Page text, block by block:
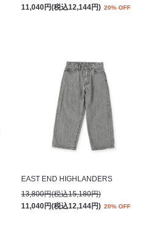
11,040円(税込12,144円) 20% OFF
EAST END HIGHLANDERS
13,800円(税込15,180円)
11,040円(税込12,144円) 20% OFF